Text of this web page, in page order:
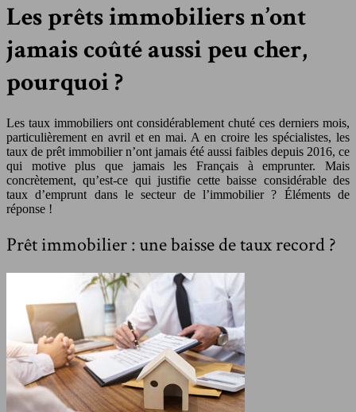
Les prêts immobiliers n’ont
jamais coûté aussi peu cher,
pourquoi ?
Les taux immobiliers ont considérablement chuté ces derniers mois,
particulièrement en avril et en mai. A en croire les spécialistes, les
taux de prêt immobilier n’ont jamais été aussi faibles depuis 2016, ce
qui motive plus que jamais les Français à emprunter. Mais
concrètement, qu’est-ce qui justifie cette baisse considérable des
taux d’emprunt dans le secteur de l’immobilier ? Éléments de
réponse !
Prêt immobilier : une baisse de taux record ?